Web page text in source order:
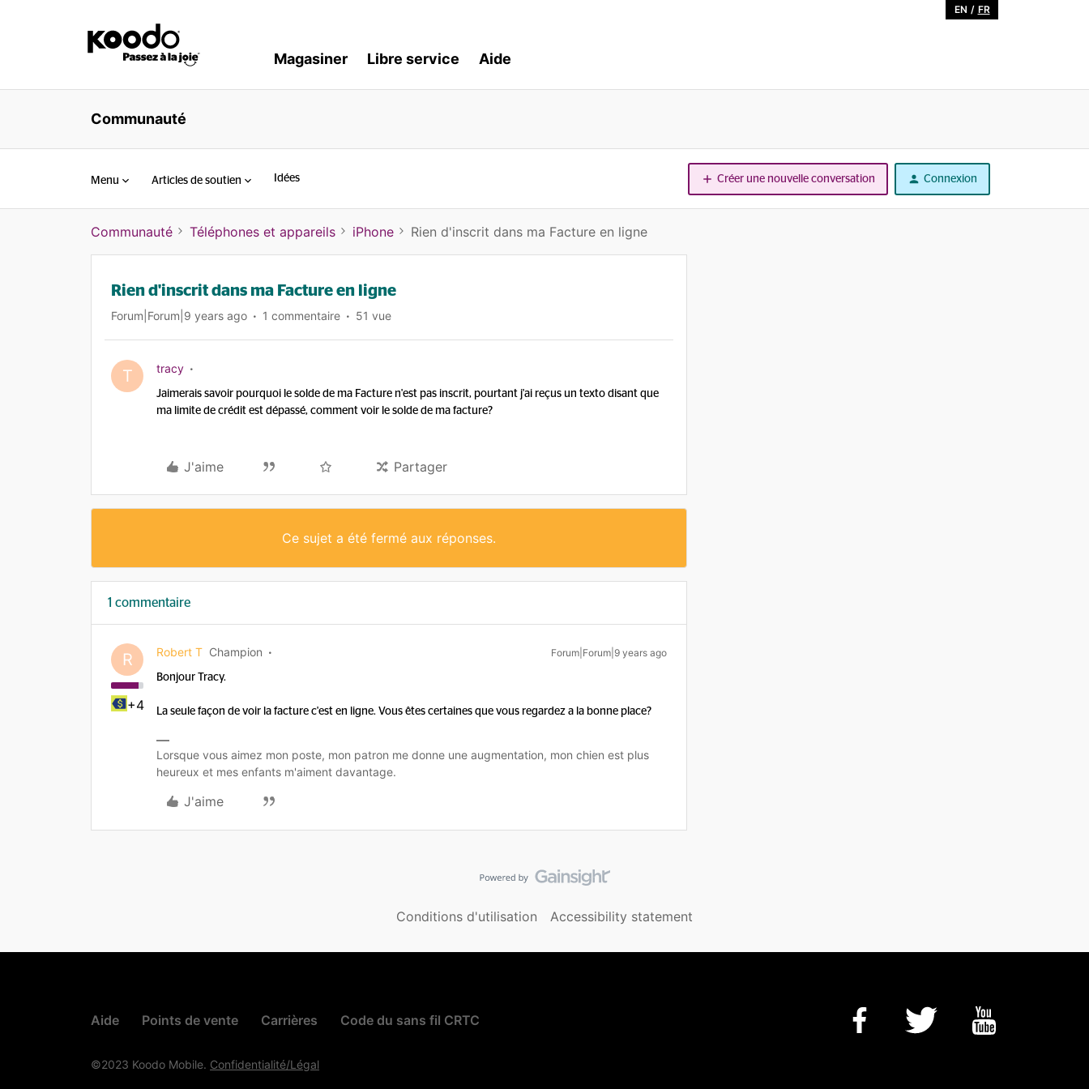
EN / FR
Magasiner Libre service Aide
Communauté
Menu Articles de soutien Idées Créer une nouvelle conversation Connexion
Communauté Téléphones et appareils iPhone Rien d'inscrit dans ma Facture en ligne
Rien d'inscrit dans ma Facture en ligne
Forum|Forum|9 years ago 1 commentaire 51 vue
T tracy
Jaimerais savoir pourquoi le solde de ma Facture n'est pas inscrit, pourtant j'ai reçus un texto disant que
ma limite de crédit est dépassé, comment voir le solde de ma facture?
J'aime Partager
Ce sujet a été fermé aux réponses.
1 commentaire
R
+4
Robert T Champion Forum|Forum|9 years ago
Bonjour Tracy.
La seule façon de voir la facture c'est en ligne. Vous êtes certaines que vous regardez a la bonne place?
Lorsque vous aimez mon poste, mon patron me donne une augmentation, mon chien est plus
heureux et mes enfants m'aiment davantage.
J'aime
Conditions d'utilisation Accessibility statement
Aide Points de vente Carrières Code du sans fil CRTC
©2023 Koodo Mobile. Confidentialité/Légal